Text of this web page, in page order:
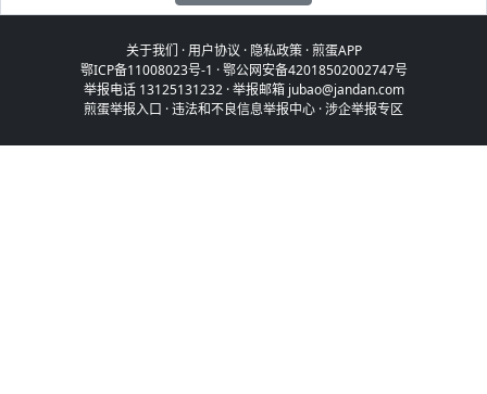
关于我们 ·用户协议 · 隐私政策·煎蛋APP
鄂ICP备11008023号-1 ·鄂公网安备42018502002747号
举报电话 13125131232 · 举报邮箱 jubao@jandan.com
煎蛋举报入口 ·违法和不良信息举报中心 ·涉企举报专区